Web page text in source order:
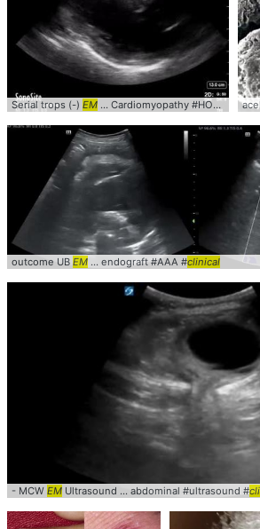
Serial trops (-) EM ... Cardiomyopathy #HOCM #HCM #
outcome UB EM ... endograft #AAA #clinical
- MCW EM Ultrasound ... abdominal #ultrasound #